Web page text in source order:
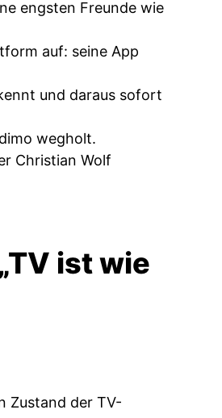
engsten Freunde wie
auf: seine App
und daraus sofort
wegholt.
Christian Wolf
ist wie
Zustand der TV-